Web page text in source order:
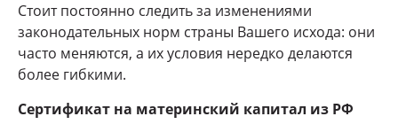
Стоит постоянно следить за изменениями
законодательных норм страны Вашего исхода: они
часто меняются, а их условия нередко делаются
более гибкими.
Сертификат на материнский капитал из РФ